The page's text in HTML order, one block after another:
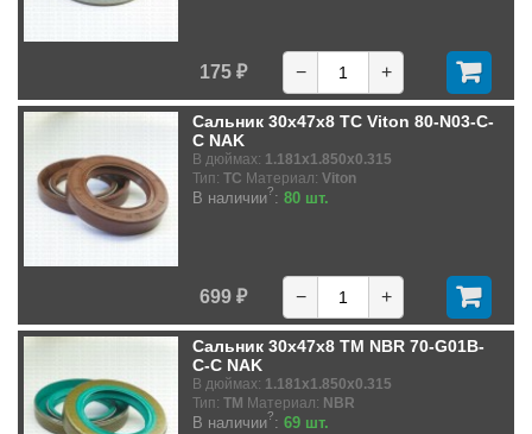
175 ₽ − +
Сальник 30x47x8 TC Viton 80-N03-C-
C NAK
В дюймах: 1.181x1.850x0.315
Тип: TC Материал: Viton
В наличии?: 80 шт.
699 ₽ − +
Сальник 30x47x8 TM NBR 70-G01B-
C-C NAK
В дюймах: 1.181x1.850x0.315
Тип: TM Материал: NBR
В наличии?: 69 шт.